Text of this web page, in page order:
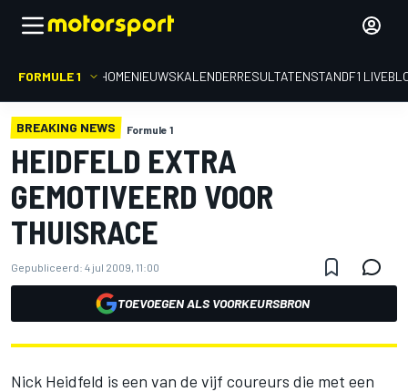
FORMULE 1 HOMENIEUWSKALENDERRESULTATENSTANDF1
BREAKING NEWS Formule 1
HEIDFELD EXTRA
GEMOTIVEERD VOOR
THUISRACE
Gepubliceerd: 4 jul 2009, 11:00
TOEVOEGEN ALS VOORKEURSBRON
Nick Heidfeld is een van de vijf coureurs die met een